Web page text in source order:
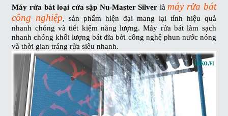
Máy rửa bát loại cửa sập Nu-Master Silver là máy rửa bát
công nghiệp, sản phẩm hiện đại mang lại tính hiệu quả
nhanh chóng và tiết kiệm năng lượng. Máy rửa bát làm sạch
nhanh chóng khối lượng bát đĩa bởi công nghệ phun nước nóng
và thời gian tráng rửa siêu nhanh.